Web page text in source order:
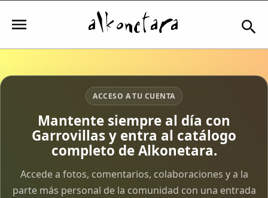
Iniciar sesión
Mi Cuenta
El Tiempo
ACCESO A TU CUENTA
Mantente siempre al día con
Garrovillas y entra al catálogo
completo de Alkonetara.
Accede a fotos, comentarios, colaboraciones y a la
parte más personal de la comunidad con una entrada